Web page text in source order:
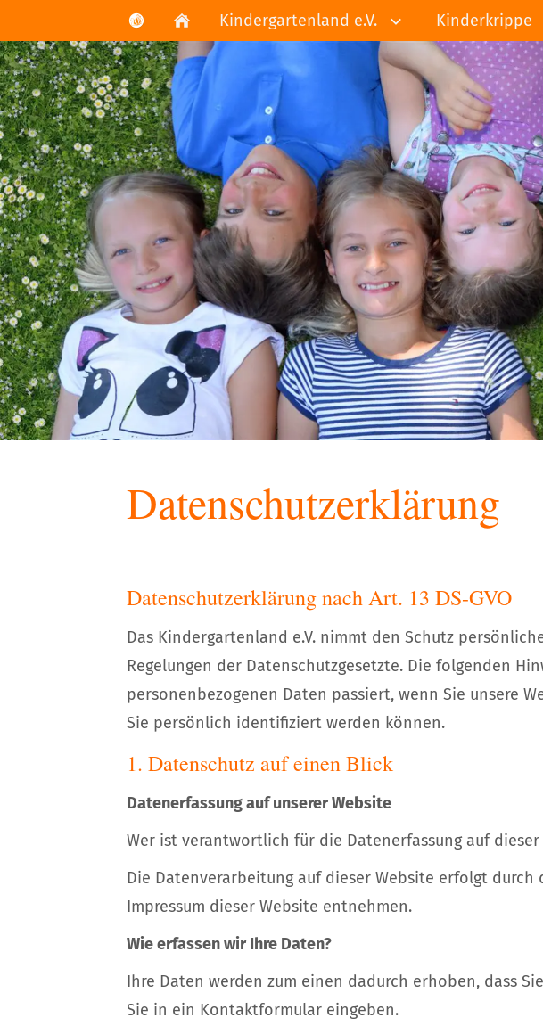
Kindergartenland e.V. Kinderkrippe
Datenschutzerklärung
Datenschutzerklärung nach Art. 13 DS-GVO
Das Kindergartenland e.V. nimmt den Schutz
Regelungen der Datenschutzgesetzte. Die folgenden
personenbezogenen Daten passiert, wenn Sie unsere
Sie persönlich identifiziert werden können.
1. Datenschutz auf einen Blick
Datenerfassung auf unserer Website
Wer ist verantwortlich für die Datenerfassung auf dieser
Die Datenverarbeitung auf dieser Website erfolgt
Impressum dieser Website entnehmen.
Wie erfassen wir Ihre Daten?
Ihre Daten werden zum einen dadurch erhoben, dass
Sie in ein Kontaktformular eingeben.